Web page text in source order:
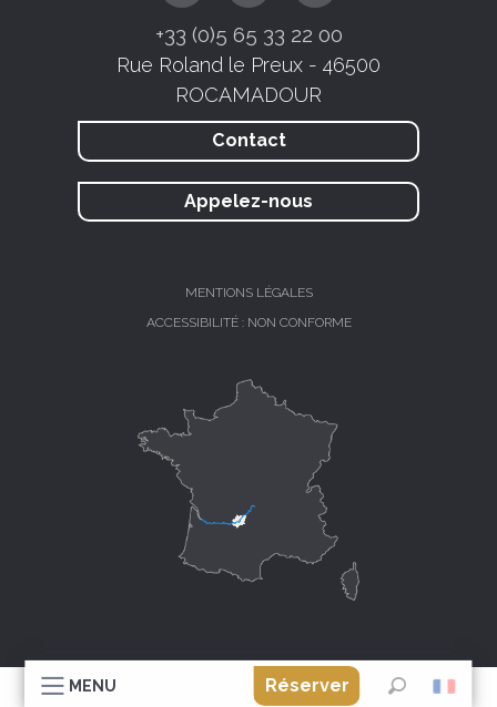
MENU
Réserver
+33 (0)5 65 33 22 00
Rue Roland le Preux - 46500
ROCAMADOUR
Contact
Appelez-nous
MENTIONS LÉGALES
ACCESSIBILITÉ : NON CONFORME